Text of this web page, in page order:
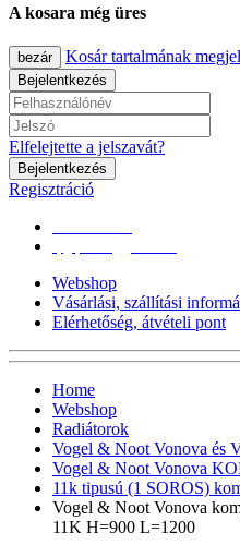
A kosara még üres
bezár Kosár tartalmának
Bejelentkezés
Elfelejtette a jelszavát?
Bejelentkezés
Regisztráció
Webshop
Vásárlási, szállítási
Elérhetőség, átvételi pont
Home
Webshop
Radiátorok
Vogel & Noot Vonova és
Vogel & Noot Vonova
11k tipusú (1 SOROS)
Vogel & Noot Vonova
11K H=900 L=1200